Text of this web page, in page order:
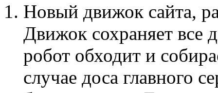
Новый движок сайта,
Движок сохраняет все
робот обходит и
случае доса главного